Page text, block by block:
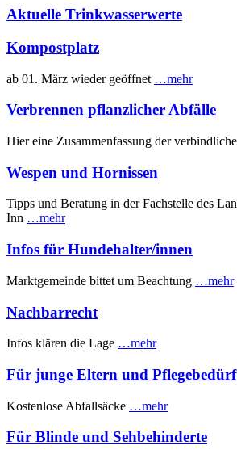
Aktuelle Trinkwasserwerte
Kompostplatz
ab 01. März wieder geöffnet …mehr
Verbrennen pflanzlicher Abfälle
Hier eine Zusammenfassung der
Wespen und Hornissen
Tipps und Beratung in der Fachstelle des
Inn …mehr
Infos für Hundehalter/innen
Marktgemeinde bittet um Beachtung …mehr
Nachbarrecht
Infos klären die Lage …mehr
Für junge Eltern und
Kostenlose Abfallsäcke …mehr
Für Blinde und Sehbehinderte